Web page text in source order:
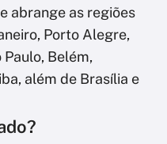
abrange as regiões
Porto Alegre,
Belém,
além de Brasília e